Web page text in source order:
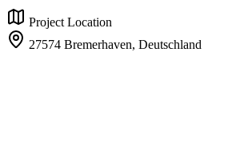
Project Location
27574 Bremerhaven, Deutschland